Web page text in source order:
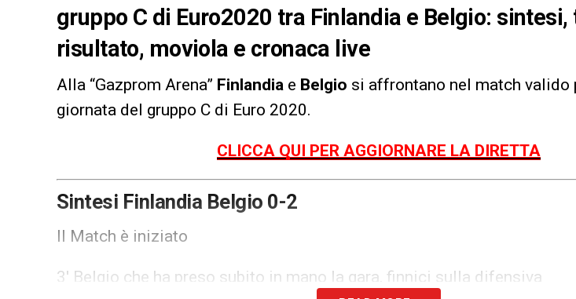
gruppo C di Euro2020 tra Finlandia e Belgio: sintesi,
risultato, moviola e cronaca live
Alla “Gazprom Arena” Finlandia e Belgio si affrontano nel match valido
giornata del gruppo C di Euro 2020.
CLICCA QUI PER AGGIORNARE LA DIRETTA
Sintesi Finlandia Belgio 0-2
Il Match è iniziato
3′ Belgio che ha preso subito in mano la gara, finnici sulla difensiva